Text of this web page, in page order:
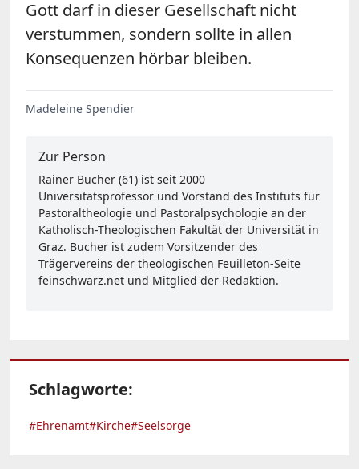
Gott darf in dieser Gesellschaft nicht
verstummen, sondern sollte in allen
Konsequenzen hörbar bleiben.
Madeleine Spendier
Zur Person
Rainer Bucher (61) ist seit 2000
Universitätsprofessor und Vorstand des Instituts für
Pastoraltheologie und Pastoralpsychologie an der
Katholisch-Theologischen Fakultät der Universität in
Graz. Bucher ist zudem Vorsitzender des
Trägervereins der theologischen Feuilleton-Seite
feinschwarz.net und Mitglied der Redaktion.
Schlagworte:
#Ehrenamt#Kirche#Seelsorge